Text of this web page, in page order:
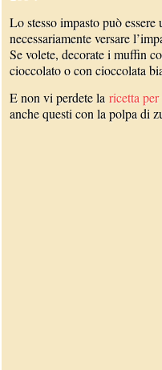
Lo stesso impasto può essere
necessariamente versare
Se volete, decorate i muffin
cioccolato o con cioccolata
E non vi perdete laricetta
anche questi con la polpa di